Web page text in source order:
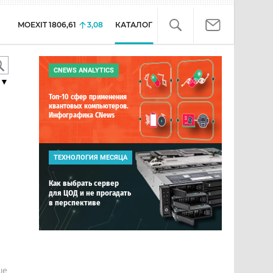
MOEXIT 1806,61 3,08 КАТАЛОГ
CNEWS ANALYTICS
Топ-10 сфер применения
квантовых компьютеров.
Инфографика CNews
ТЕХНОЛОГИЯ МЕСЯЦА
Как выбрать сервер
для ЦОД и не прогадать
в перспективе